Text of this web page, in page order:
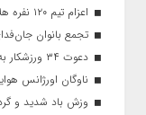
اعزام تیم ۱۲۰ نفره هلال‌احمر قم به کربلا
تجمع بانوان
دعوت ۳۴ ورزشکار به اردوهای تیم ملی
ناوگان اورژانس
وزش باد شدید و